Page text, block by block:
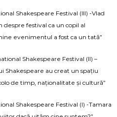
Shakespeare Festival (III) -Vlad
despre festival ca un copil al
evenimentul a fost ca un tată”
Shakespeare Festival (II) –
Shakespeare au creat un spațiu
de timp, naționalitate și cultură”
Shakespeare Festival (I) -Tamara